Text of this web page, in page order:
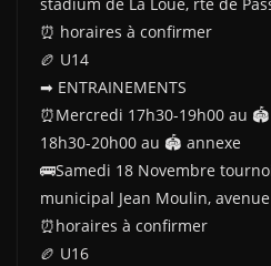
⏰ horaires à confirmer
🏉 U14
➡ ENTRAINEMENTS
⏰Mercredi 17h30-19h00 au
18h30-20h00 au 🏟 annexe
🚌Samedi 18 Novembre
municipal Jean Moulin,
⏰horaires à confirmer
🏉 U16